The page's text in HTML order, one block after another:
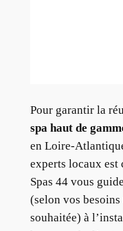
Pour garantir la
spa haut de
en Loire-
experts locaux est
Spas 44 vous
(selon vos
souhaitée) à